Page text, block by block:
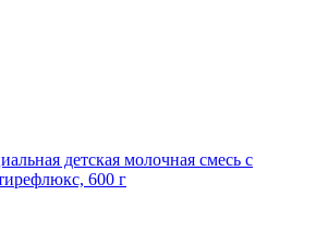
детская молочная смесь с
600 г